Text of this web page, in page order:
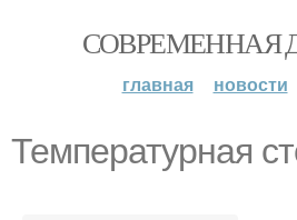
СОВРЕМЕННАЯ
главная новости
Температурная